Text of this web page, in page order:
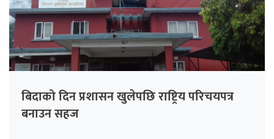
बिदाको दिन प्रशासन खुलेपछि राष्ट्रिय परिचयपत्र
बनाउन सहज